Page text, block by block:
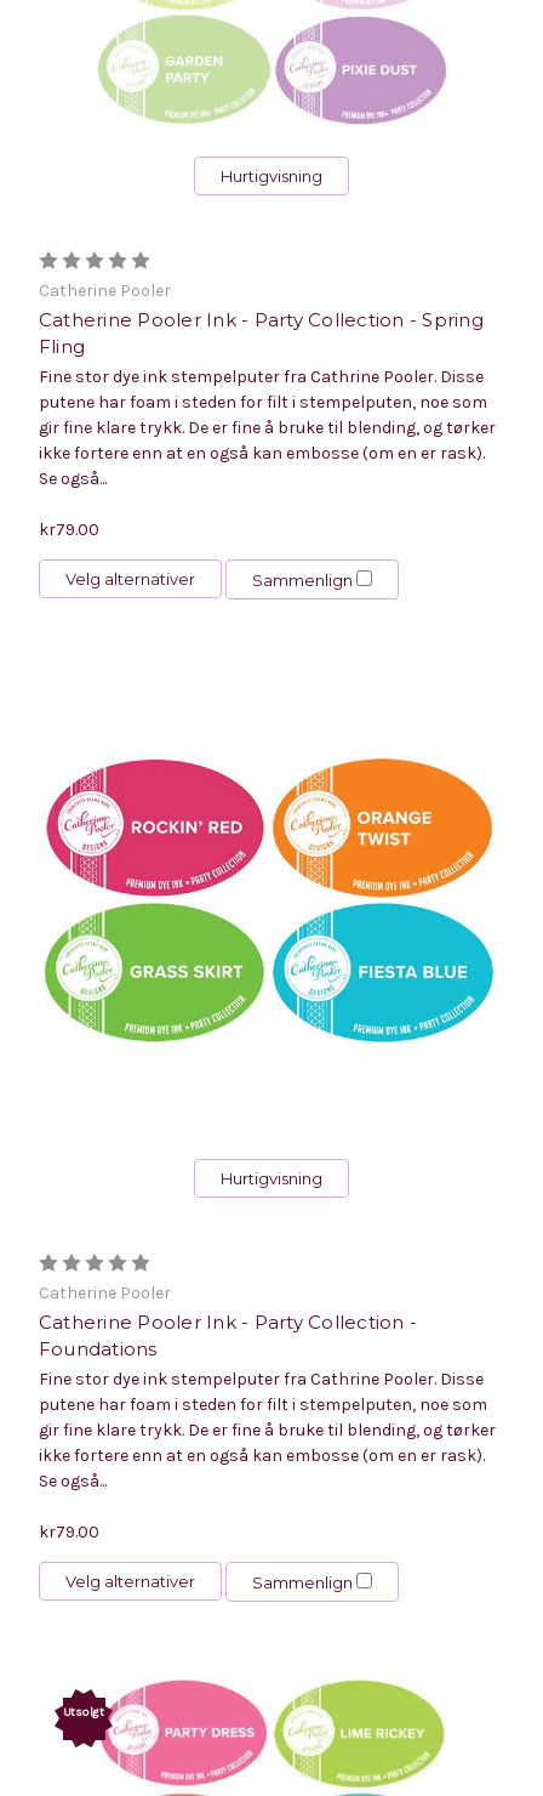
Hurtigvisning
Catherine Pooler
Catherine Pooler Ink - Party Collection - Spring
Fling
Fine stor dye ink stempelputer fra Cathrine Pooler. Disse
putene har foam i steden for filt i stempelputen, noe som
gir fine klare trykk. De er fine å bruke til blending, og tørker
ikke fortere enn at en også kan embosse (om en er rask).
Se også...
kr79.00
Velg alternativer Sammenlign
Hurtigvisning
Catherine Pooler
Catherine Pooler Ink - Party Collection -
Foundations
Fine stor dye ink stempelputer fra Cathrine Pooler. Disse
putene har foam i steden for filt i stempelputen, noe som
gir fine klare trykk. De er fine å bruke til blending, og tørker
ikke fortere enn at en også kan embosse (om en er rask).
Se også...
kr79.00
Velg alternativer Sammenlign
Utsolgt